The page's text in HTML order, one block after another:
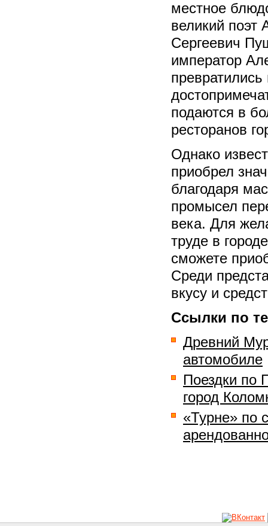
местное
великий поэт
Сергеевич
император
подаются в
ресторанов
Однако
приобрел
благодаря
промысел
века. Для
труде в
сможете
Среди
вкусу и
Ссылки по
Древний
автомобиле
Поездки по
город
«Турне» по